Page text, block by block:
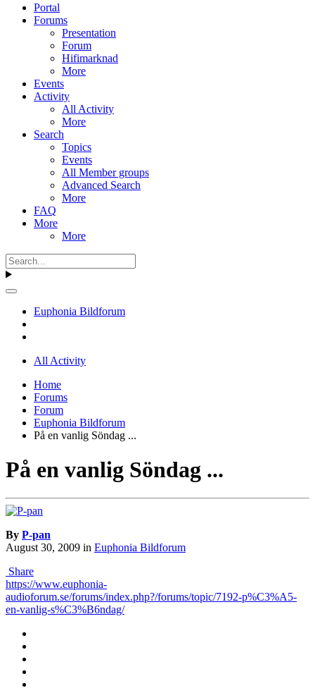
Portal
Forums
Presentation
Forum
Hifimarknad
More
Events
Activity
All Activity
More
Search
Topics
Events
All Member groups
Advanced Search
More
FAQ
More
More
Euphonia Bildforum
All Activity
Home
Forums
Forum
Euphonia Bildforum
På en vanlig Söndag ...
På en vanlig Söndag ...
By P-pan
August 30, 2009 in Euphonia Bildforum
Share
https://www.euphonia-
audioforum.se/forums/index.php?/forums/topic/7192-p%C3%A5-
en-vanlig-s%C3%B6ndag/